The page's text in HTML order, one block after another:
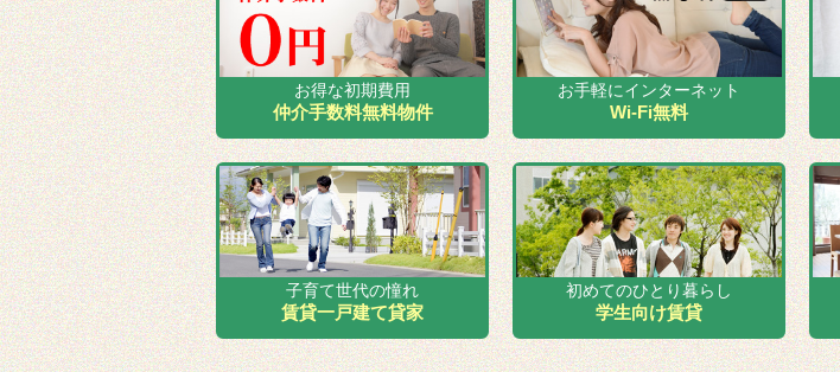
お得な初期費用
仲介手数料無料物件
お手軽にインターネット
Wi-Fi無料
子育て世代の憧れ
賃貸一戸建て貸家
初めてのひとり暮らし
学生向け賃貸